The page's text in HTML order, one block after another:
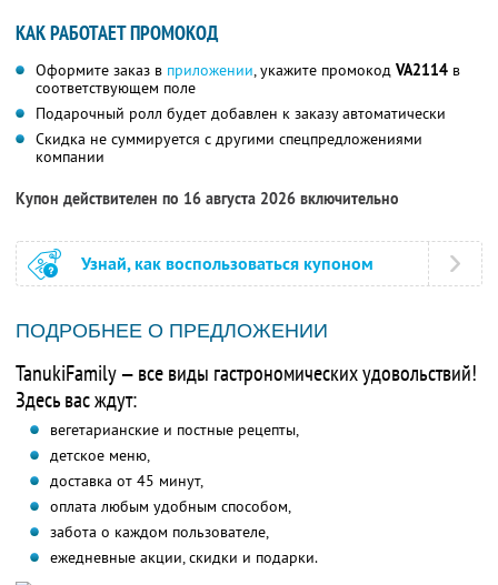
КАК РАБОТАЕТ ПРОМОКОД
Оформите заказ в приложении, укажите промокод VA2114 в
соответствующем поле
Подарочный ролл будет добавлен к заказу автоматически
Скидка не суммируется с другими спецпредложениями
компании
Купон действителен по 16 августа 2026 включительно
Узнай, как воспользоваться купоном
ПОДРОБНЕЕ О ПРЕДЛОЖЕНИИ
TanukiFamily — все виды гастрономических удовольствий!
Здесь вас ждут:
вегетарианские и постные рецепты,
детское меню,
доставка от 45 минут,
оплата любым удобным способом,
забота о каждом пользователе,
ежедневные акции, скидки и подарки.